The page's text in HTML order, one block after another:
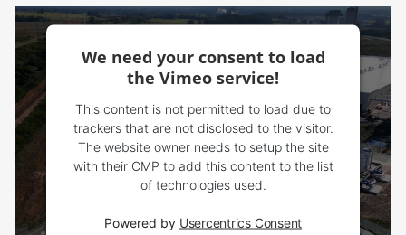
We need your consent to load
the Vimeo service!
This content is not permitted to load due to
trackers that are not disclosed to the visitor.
The website owner needs to setup the site
with their CMP to add this content to the list
of technologies used.
Powered by Usercentrics Consent